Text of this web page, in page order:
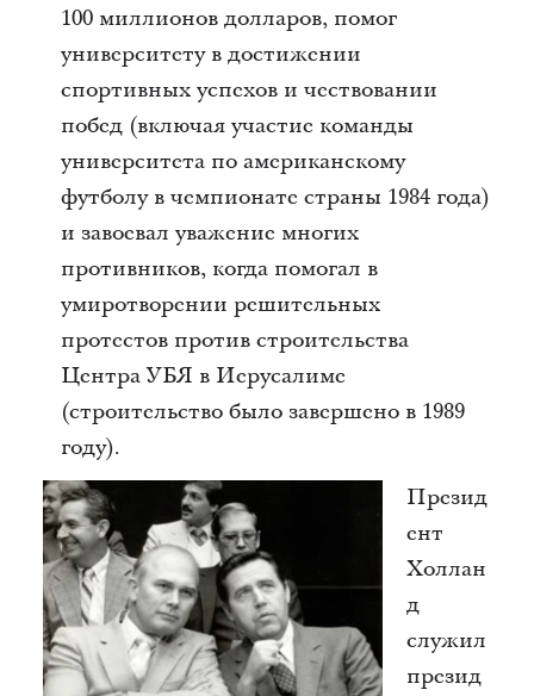
100 миллионов долларов, помог
университету в достижении
спортивных успехов и чествовании
побед (включая участие команды
университета по американскому
футболу в чемпионате страны 1984 года)
и завоевал уважение многих
противников, когда помогал в
умиротворении решительных
протестов против строительства
Центра УБЯ в Иерусалиме
(строительство было завершено в 1989
году).
Презид
ент
Холлан
д
служил
презид